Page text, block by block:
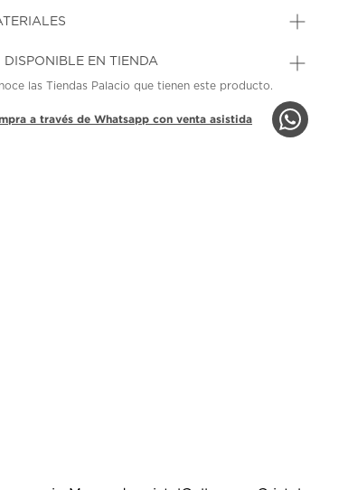
DISPONIBLE EN TIENDA
las Tiendas Palacio que tienen este producto.
a través de Whatsapp con venta asistida